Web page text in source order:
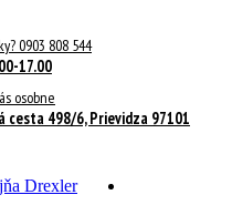
0903 808 544
17.00
osobne
cesta 498/6, Prievidza 97101